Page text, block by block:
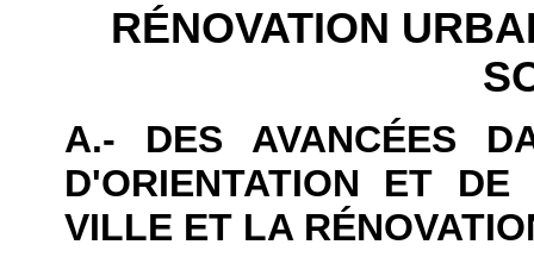
RÉNOVATION
A.- DES AVANCÉES
D'ORIENTATION ET
VILLE ET LA